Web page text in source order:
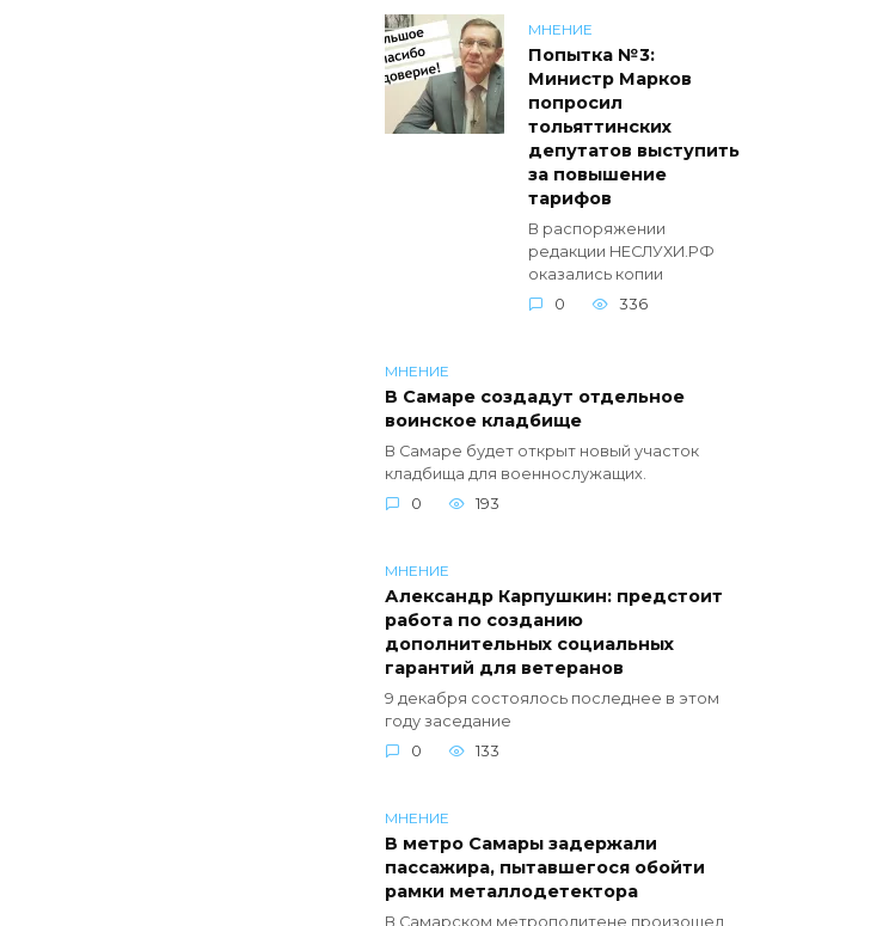
МНЕНИЕ
Попытка №3:
Министр Марков
попросил
тольяттинских
депутатов выступить
за повышение
тарифов
В распоряжении
редакции НЕСЛУХИ.РФ
оказались копии
0
336
МНЕНИЕ
В Самаре создадут отдельное
воинское кладбище
В Самаре будет открыт новый участок
кладбища для военнослужащих.
0
193
МНЕНИЕ
Александр Карпушкин: предстоит
работа по созданию
дополнительных социальных
гарантий для ветеранов
9 декабря состоялось последнее в этом
году заседание
0
133
МНЕНИЕ
В метро Самары задержали
пассажира, пытавшегося обойти
рамки металлодетектора
В Самарском метрополитене произошел